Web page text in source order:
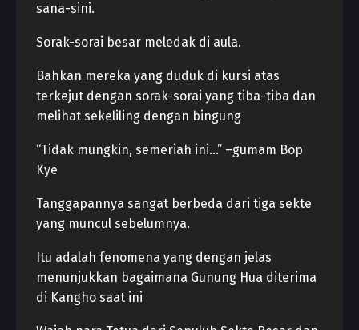
sana-sini.
Sorak-sorai besar meledak di aula.
Bahkan mereka yang duduk di kursi atas
terkejut dengan sorak-sorai yang tiba-tiba dan
melihat sekeliling dengan bingung
“Tidak mungkin, semeriah ini…” –gumam Bop
Kye
Tanggapannya sangat berbeda dari tiga sekte
yang muncul sebelumnya.
Itu adalah fenomena yang dengan jelas
menunjukkan bagaimana Gunung Hua diterima
di Kangho saat ini